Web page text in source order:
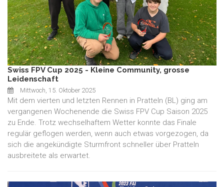
Swiss FPV Cup 2025 - Kleine Community, grosse
Leidenschaft
Mittwoch, 15. Oktober 2025
Mit dem vierten und letzten Rennen in Pratteln (BL) ging am
vergangenen Wochenende die Swiss FPV Cup Saison 2025
zu Ende. Trotz wechselhaftem Wetter konnte das Finale
regulär geflogen werden, wenn auch etwas vorgezogen, da
sich die angekündigte Sturmfront schneller über Pratteln
ausbreitete als erwartet.